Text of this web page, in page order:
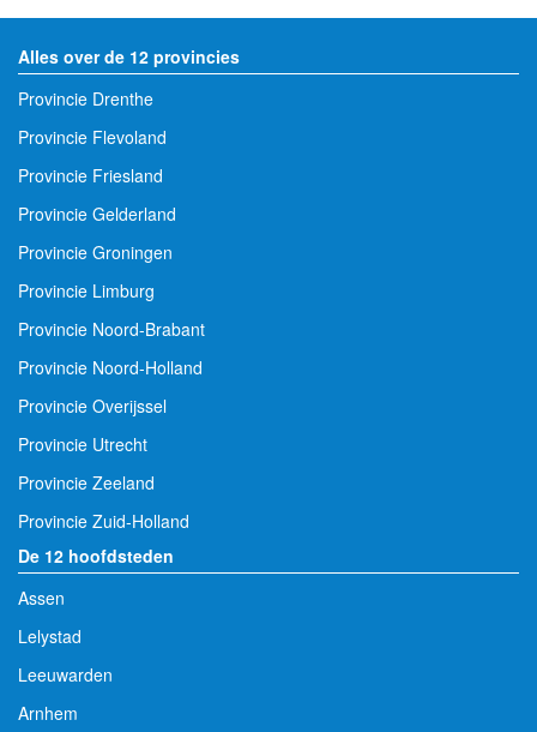
Alles over de 12 provincies
Provincie Drenthe
Provincie Flevoland
Provincie Friesland
Provincie Gelderland
Provincie Groningen
Provincie Limburg
Provincie Noord-Brabant
Provincie Noord-Holland
Provincie Overijssel
Provincie Utrecht
Provincie Zeeland
Provincie Zuid-Holland
De 12 hoofdsteden
Assen
Lelystad
Leeuwarden
Arnhem